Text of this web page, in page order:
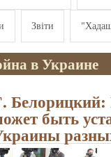
Звіти
в Украине
Белорицкий:
быть